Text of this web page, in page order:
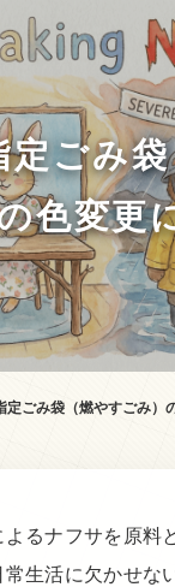
定ごみ
色変更
定ごみ袋（燃やすごみ）
るナフサを原料
生活に欠かせな